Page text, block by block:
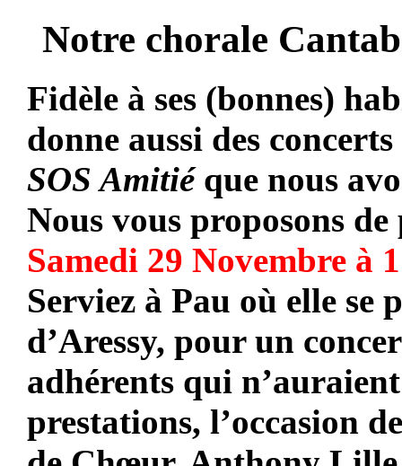
Notre chorale
Fidèle à ses (bonnes)
donne aussi des
SOS Amitiéque nous
Nous vous proposons
Samedi 29 Novembre à
Serviez à Pau où elle se
d’Aressy, pour un
adhérents qui
prestations, l’occasion